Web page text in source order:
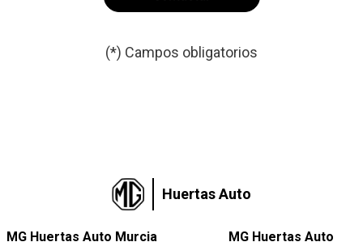
(*) Campos obligatorios
Huertas Auto
MG Huertas Auto Murcia MG Huertas Auto